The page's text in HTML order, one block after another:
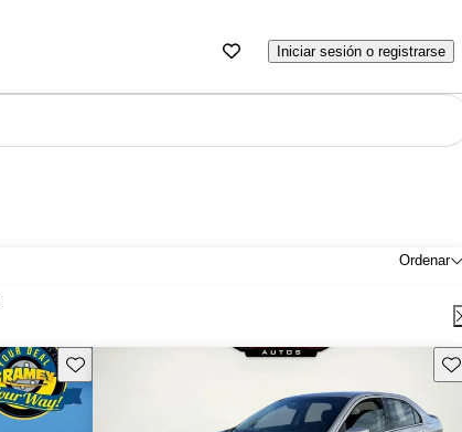
Iniciar sesión o registrarse
Ordenar
Guarda este Aviso